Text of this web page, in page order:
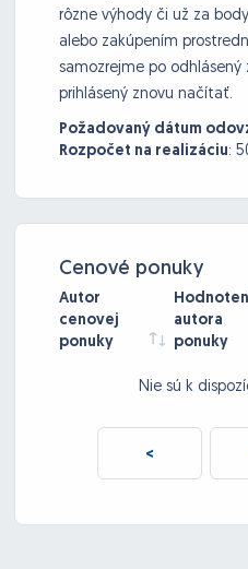
rôzne výhody či už za
alebo zakúpením
samozrejme po odhlásený
prihlásený znovu načítať.
Požadovaný dátum
Rozpočet na realizáciu:
Cenové ponuky
Autor
cenovej
ponuky
autora
ponuky
Nie sú k
<